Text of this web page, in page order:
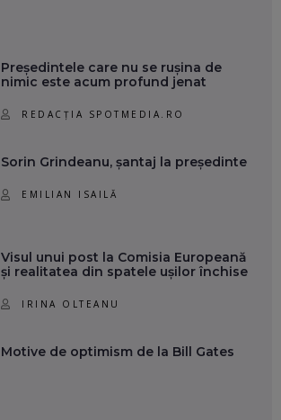
Președintele care nu se rușina de
nimic este acum profund jenat
REDACȚIA SPOTMEDIA.RO
Sorin Grindeanu, șantaj la președinte
EMILIAN ISAILĂ
Visul unui post la Comisia Europeană
și realitatea din spatele ușilor închise
IRINA OLTEANU
Motive de optimism de la Bill Gates